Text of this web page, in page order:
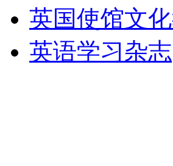
英国使馆文
英语学习杂志